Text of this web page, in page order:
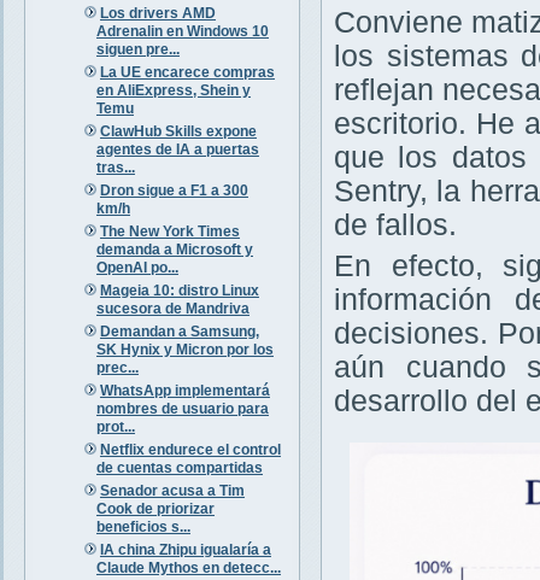
Los drivers AMD
Adrenalin en Windows 10
siguen pre...
La UE encarece compras
en AliExpress, Shein y
Temu
ClawHub Skills expone
agentes de IA a puertas
tras...
Dron sigue a F1 a 300
km/h
The New York Times
demanda a Microsoft y
OpenAI po...
Mageia 10: distro Linux
sucesora de Mandriva
Demandan a Samsung,
SK Hynix y Micron por los
prec...
WhatsApp implementará
nombres de usuario para
prot...
Netflix endurece el control
de cuentas compartidas
Senador acusa a Tim
Cook de priorizar
beneficios s...
IA china Zhipu igualaría a
Claude Mythos en detecc...
Conviene
los sistemas
reflejan
escritorio. He
que los datos
Sentry, la
de fallos.
En efecto,
información
decisiones.
aún cuando
desarrollo del